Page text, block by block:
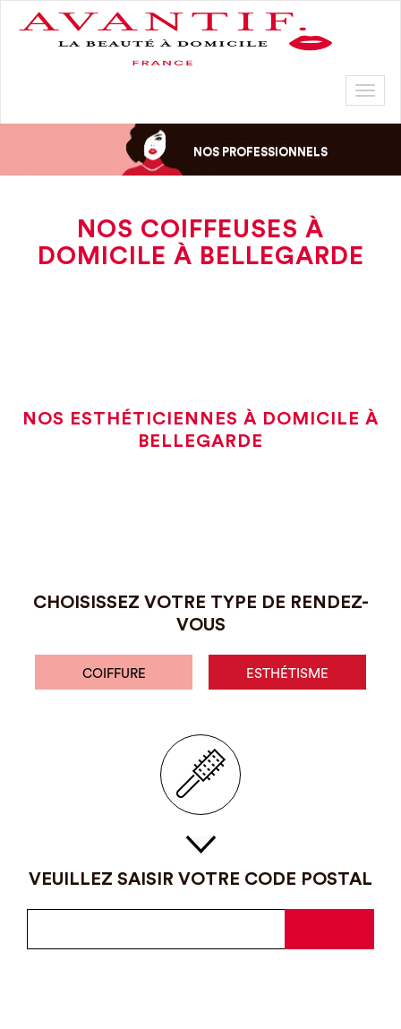
NOS PROFESSIONNELS
NOS COIFFEUSES À
DOMICILE À BELLEGARDE
NOS ESTHÉTICIENNES À DOMICILE À
BELLEGARDE
CHOISISSEZ VOTRE TYPE DE RENDEZ-
VOUS
COIFFURE ESTHÉTISME
VEUILLEZ SAISIR VOTRE CODE POSTAL